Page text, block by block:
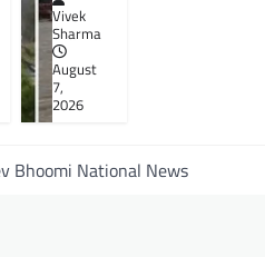
Vivek
Sharma
August
7,
2026
Bhoomi National News